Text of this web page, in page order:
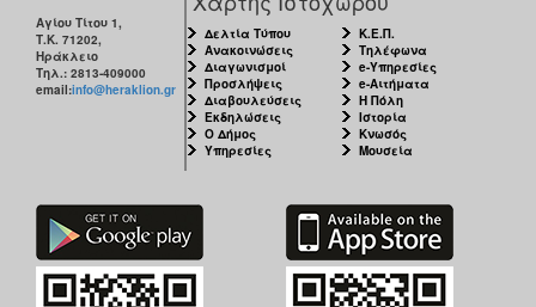
Αγίου Τίτου 1,
Τ.Κ. 71202,
Ηράκλειο
Τηλ.: 2813-409000
email:info@heraklion.gr
Δελτία Τύπου
Ανακοινώσεις
Διαγωνισμοί
Προσλήψεις
Διαβουλεύσεις
Εκδηλώσεις
Ο Δήμος
Υπηρεσίες
Κ.Ε.Π.
Τηλέφωνα
e-Υπηρεσίες
e-Αιτήματα
Η Πόλη
Ιστορία
Κνωσός
Μουσεία